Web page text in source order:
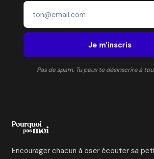
Je m'inscris
Pas de spam. Tu peux te désinscrire à
Encourager chacun à oser écouter sa